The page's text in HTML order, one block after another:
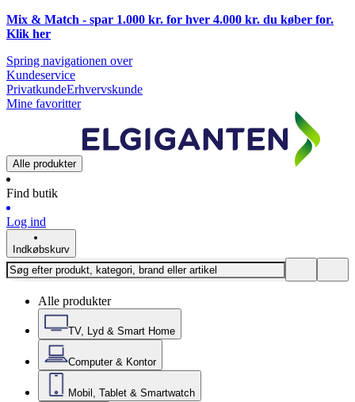
Mix & Match - spar 1.000 kr. for hver 4.000 kr. du køber for.
Klik her
Spring navigationen over
Kundeservice
PrivatkundeErhvervskunde
Mine favoritter
Alle produkter
Find butik
Log ind
Indkøbskurv
Alle produkter
TV, Lyd & Smart Home
Computer & Kontor
Mobil, Tablet & Smartwatch